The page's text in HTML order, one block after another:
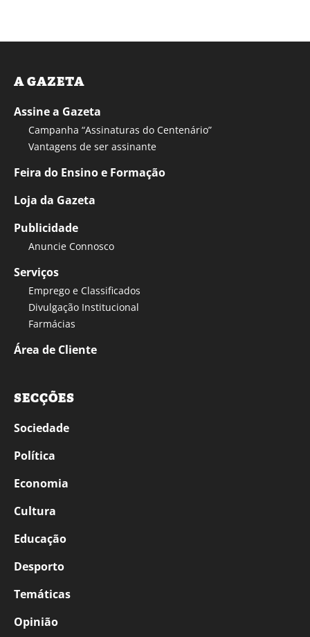
A GAZETA
Assine a Gazeta
Campanha “Assinaturas do Centenário”
Vantagens de ser assinante
Feira do Ensino e Formação
Loja da Gazeta
Publicidade
Anuncie Connosco
Serviços
Emprego e Classificados
Divulgação Institucional
Farmácias
Área de Cliente
SECÇÕES
Sociedade
Política
Economia
Cultura
Educação
Desporto
Temáticas
Opinião